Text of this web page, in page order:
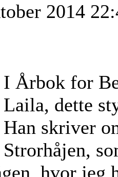
2014
I Årbok for
Laila, dette
Han skriver
Strorhåjen,
hvor jeg